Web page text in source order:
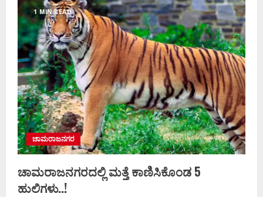
ಆಲಿಕಲ್ಲು
ಮಳೆ
ಸಾಧ್ಯತೆ
1 MIN READ
ಚಾಮರಾಜನಗರ
ಚಾಮರಾಜನಗರದಲ್ಲಿ ಮತ್ತೆ ಕಾಣಿಸಿಕೊಂಡ 5
ಹುಲಿಗಳು..!